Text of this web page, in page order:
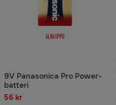
9V Panasonica Pro Power-
batteri
56 kr